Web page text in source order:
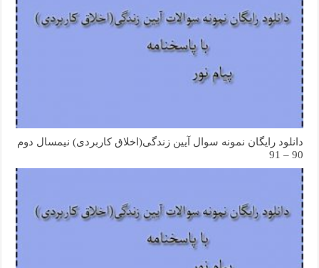
دانلود رایگان نمونه سوال آیین زندگی(اخلاق کاربردی) نیمسال دوم
90 – 91